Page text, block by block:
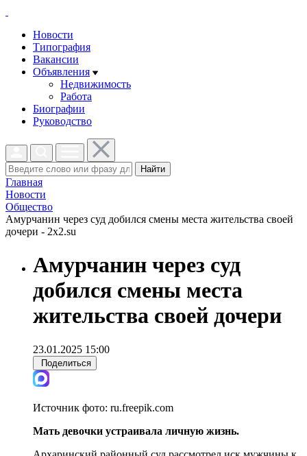
Новости
Типография
Вакансии
Объявления
Недвижимость
Работа
Биографии
Руководство
Найти
Главная
Новости
Общество
Амурчанин через суд добился смены места жительства своей
дочери - 2x2.su
Амурчанин через суд
добился смены места
жительства своей дочери
23.01.2025 15:00
Поделиться
Источник фото: ru.freepik.com
Мать девочки устраивала личную жизнь.